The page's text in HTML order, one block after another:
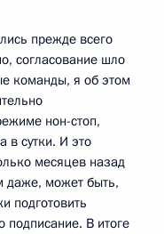
прежде всего
согласование шло
команды, я об этом
нон-стоп,
в сутки. И это
месяцев назад
даже, может быть,
подготовить
подписание. В итоге